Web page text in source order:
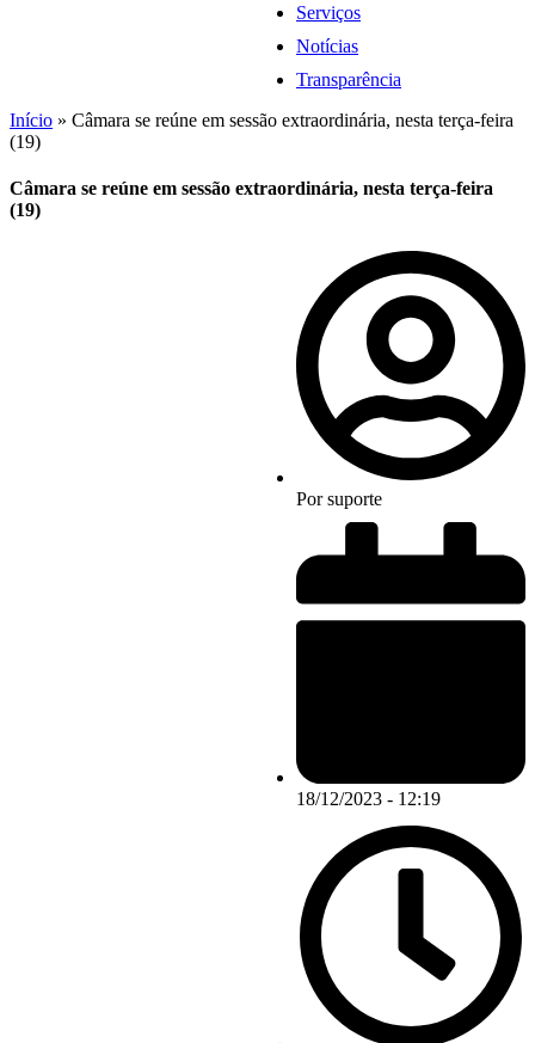
Serviços
Notícias
Transparência
Início » Câmara se reúne em sessão extraordinária, nesta terça-feira
(19)
Câmara se reúne em sessão extraordinária, nesta terça-feira
(19)
Porsuporte
18/12/2023 - 12:19